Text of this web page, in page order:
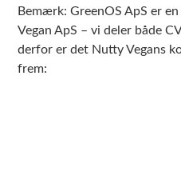
Bemærk: GreenOS ApS er
Vegan ApS – vi deler både
derfor er det Nutty Vegans
frem: